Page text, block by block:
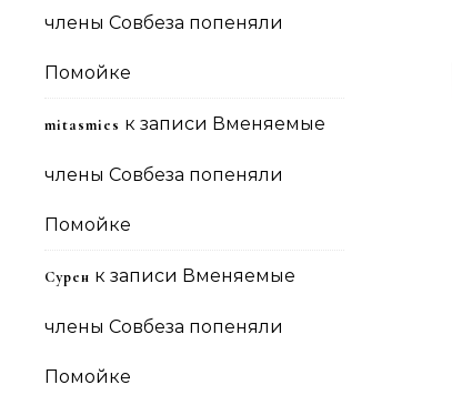
члены Совбеза попеняли
Помойке
mitasmies к записи Вменяемые
члены Совбеза попеняли
Помойке
Сурен к записи Вменяемые
члены Совбеза попеняли
Помойке